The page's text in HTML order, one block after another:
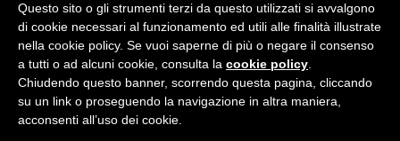
P.Iva: 04995350016
Area Riservata 2.0
Questo sito o gli strumenti terzi da questo utilizzati si avvalgono
di cookie necessari al funzionamento ed utili alle finalità illustrate
nella cookie policy. Se vuoi saperne di più o negare il consenso
a tutti o ad alcuni cookie, consulta la cookie policy
Chiudendo questo banner, scorrendo questa pagina, cliccando
su un link o proseguendo la navigazione in altra maniera,
acconsenti all’uso dei cookie.